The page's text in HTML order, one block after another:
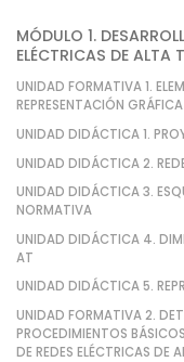
MÓDULO 1.
ELÉCTRICAS DE ALTA
UNIDAD FORMATIVA 1.
REPRESENTACIÓN
UNIDAD DIDÁCTICA 1.
UNIDAD DIDÁCTICA 2.
UNIDAD DIDÁCTICA 3.
NORMATIVA
UNIDAD DIDÁCTICA 4.
AT
UNIDAD DIDÁCTICA 5.
UNIDAD FORMATIVA 2.
PROCEDIMIENTOS
DE REDES ELÉCTRICAS DE